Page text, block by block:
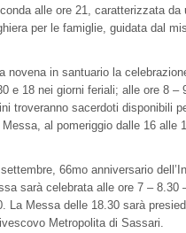
alle ore 21, caratterizzata da
per le famiglie, guidata dal
novena in santuario la
e 18 nei giorni feriali; alle ore 8 –
troveranno sacerdoti disponibili
al pomeriggio dalle 16 alle
66mo anniversario
sarà celebrata alle ore 7 – 8.30
La Messa delle 18.30 sarà
Metropolita di Sassari.